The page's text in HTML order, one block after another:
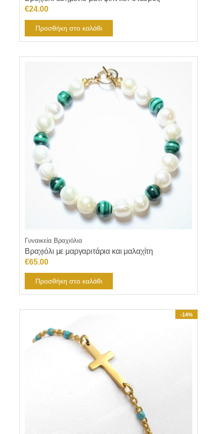
€24.00
Προσθήκη στο καλάθι
Γυναικεία Βραχιόλια
Βραχιόλι με μαργαριτάρια και μαλαχίτη
€65.00
Προσθήκη στο καλάθι
-14%